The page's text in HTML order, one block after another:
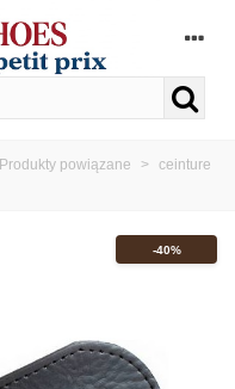
Produkty powiązane > ceinture
-40%